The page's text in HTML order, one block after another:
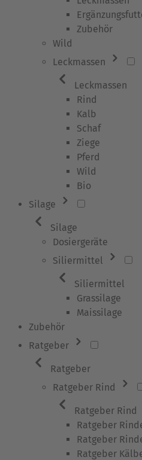
Zubehör
Wild
Leckmassen
Leckmassen
Rind
Kalb
Schaf
Ziege
Pferd
Wild
Bio
Silage
Silage
Dosiergeräte
Siliermittel
Siliermittel
Grassilage
Maissilage
Zubehör
Ratgeber
Ratgeber
Ratgeber Rind
Ratgeber Rind
Ratgeber
Ratgeber
Ratgeber